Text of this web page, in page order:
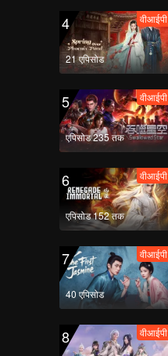
4
21 एपिसोड
वीआईपी
5
एपिसोड 235 तक
वीआईपी
6
एपिसोड 152 तक
वीआईपी
7
40 एपिसोड
वीआईपी
8 वीआईपी